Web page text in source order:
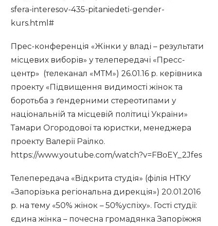
sfera-interesov-435-pitaniedeti-gender-
kurs.html#
Прес-конференція «Жінки у владі – результати
місцевих виборів» у телепередачі «Пресс-
центр» (телеканал «МТМ») 26.01.16 р. керівника
проекту «Підвищення видимості жінок та
боротьба з ґендерними стереотипами у
національній та місцевій політиці України»
Тамари Огородової та юристки, менеджера
проекту Валерії Раілко.
https://www.youtube.com/watch?v=FBoEY_2Jfes
Телепередача «Відкрита студія» (філія НТКУ
«Запорізька регіональна дирекція») 20.01.2016
р. на тему «50% жінок – 50%успіху». Гості студії:
єдина жінка – почесна громадянка Запоріжжя